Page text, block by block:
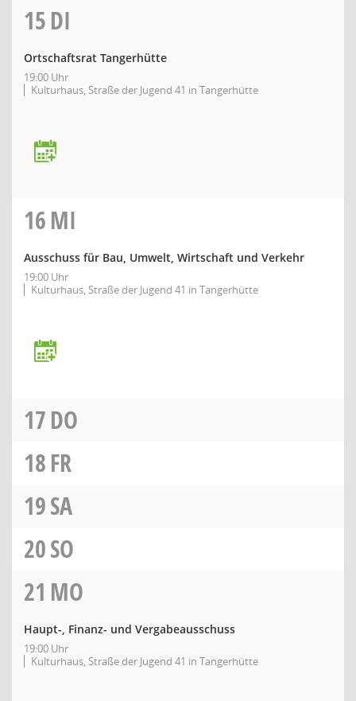
15DI
Ortschaftsrat Tangerhütte
19:00 Uhr
Kulturhaus, Straße der Jugend 41 in Tangerhütte
16MI
Ausschuss für Bau, Umwelt, Wirtschaft und Verkehr
19:00 Uhr
Kulturhaus, Straße der Jugend 41 in Tangerhütte
17DO
18FR
19SA
20SO
21 MO
Haupt-, Finanz- und Vergabeausschuss
19:00 Uhr
Kulturhaus, Straße der Jugend 41 in Tangerhütte